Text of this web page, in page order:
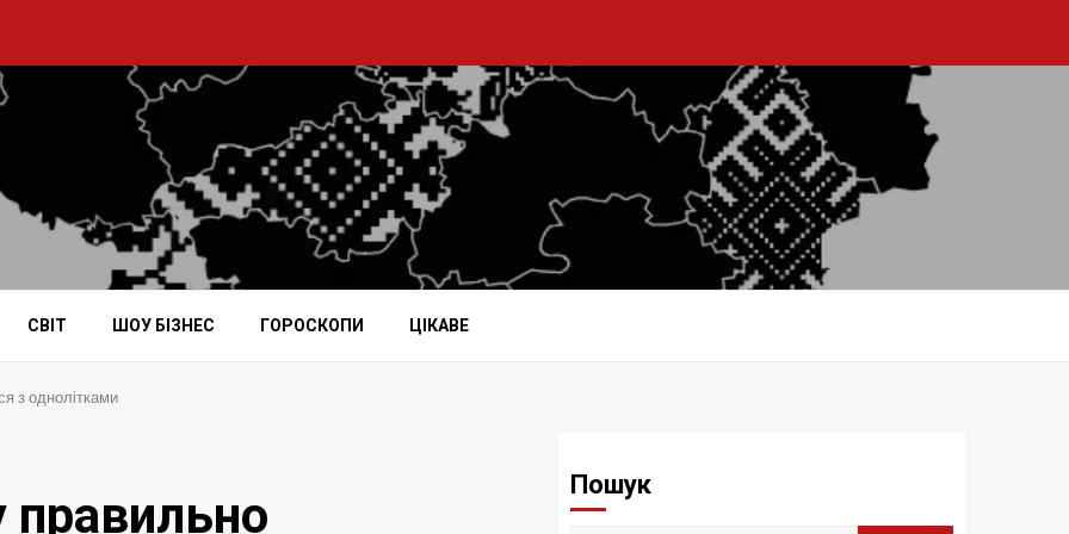
СВІТ ШОУ БІЗНЕС ГОРОСКОПИ ЦІКАВЕ
з однолітками
правильно
Пошук